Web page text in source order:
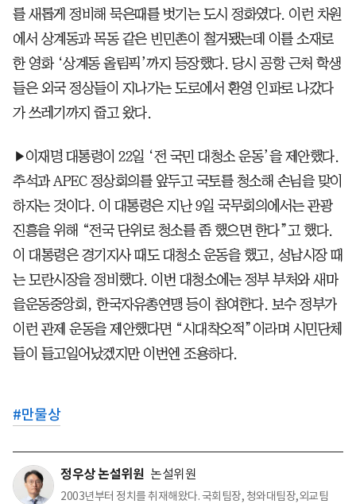
를 새롭게 정비해 묵은때를 벗기는 도시 정화였다. 이런 차원
에서 상계동과 목동 같은 빈민촌이 철거됐는데 이를 소재로
한 영화 ‘상계동 올림픽’까지 등장했다. 당시 공항 근처 학생
들은 외국 정상들이 지나가는 도로에서 환영 인파로 나갔다
가 쓰레기까지 줍고 왔다.
▶이재명 대통령이 22일 ‘전 국민 대청소 운동’을 제안했다.
추석과 APEC 정상회의를 앞두고 국토를 청소해 손님을 맞이
하자는 것이다. 이 대통령은 지난 9일 국무회의에서는 관광
진흥을 위해 “전국 단위로 청소를 좀 했으면 한다”고 했다.
이 대통령은 경기지사 때도 대청소 운동을 했고, 성남시장 때
는 모란시장을 정비했다. 이번 대청소에는 정부 부처와 새마
을운동중앙회, 한국자유총연맹 등이 참여한다. 보수 정부가
이런 관제 운동을 제안했다면 “시대착오적”이라며 시민단체
들이 들고일어났겠지만 이번엔 조용하다.
#만물상
정우상 논설위원 논설위원
2003년부터 정치를 취재해왔다. 국회팀장, 청와대팀장,외교팀